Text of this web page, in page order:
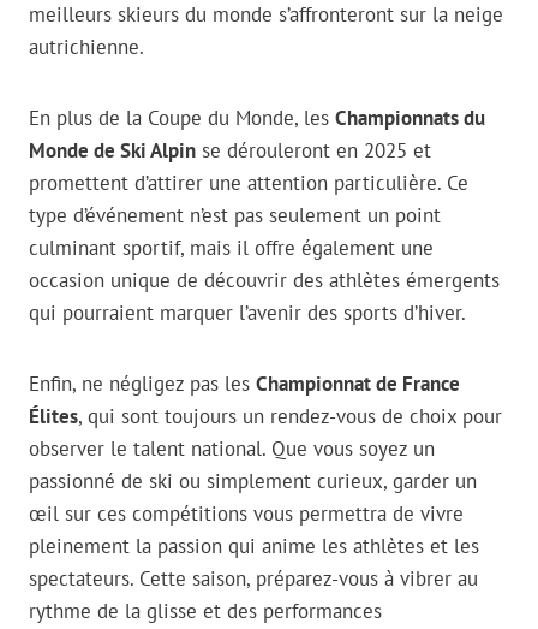
meilleurs skieurs du monde s’affronteront sur la neige
autrichienne.
En plus de la Coupe du Monde, les Championnats du
Monde de Ski Alpin se dérouleront en 2025 et
promettent d’attirer une attention particulière. Ce
type d’événement n’est pas seulement un point
culminant sportif, mais il offre également une
occasion unique de découvrir des athlètes émergents
qui pourraient marquer l’avenir des sports d’hiver.
Enfin, ne négligez pas les Championnat de France
Élites, qui sont toujours un rendez-vous de choix pour
observer le talent national. Que vous soyez un
passionné de ski ou simplement curieux, garder un
œil sur ces compétitions vous permettra de vivre
pleinement la passion qui anime les athlètes et les
spectateurs. Cette saison, préparez-vous à vibrer au
rythme de la glisse et des performances